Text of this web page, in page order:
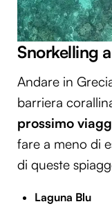
Snorkelling
Andare in
barriera
prossimo
fare a meno di
di queste
Laguna Blu